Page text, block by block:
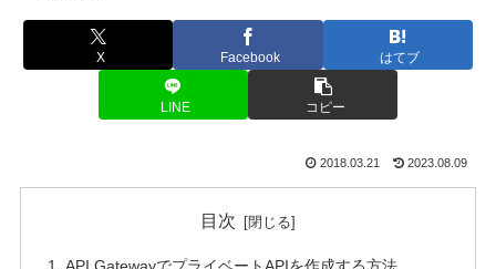
X Facebook はてブ
LINE コピー
2018.03.21 2023.08.09
目次